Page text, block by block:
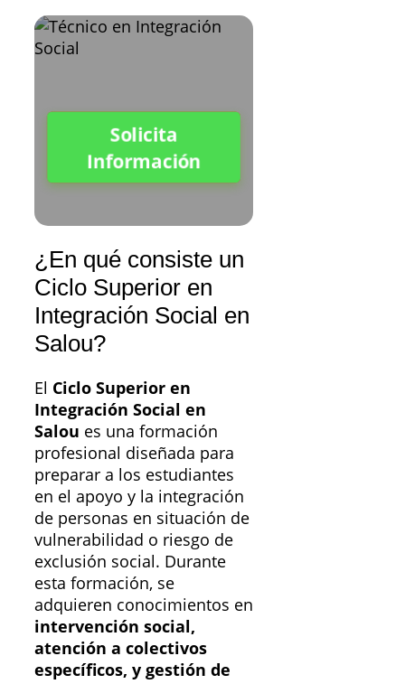
Solicita
Información
¿En qué consiste un
Ciclo Superior en
Integración Social en
Salou?
El Ciclo Superior en
Integración Social en
Salou es una formación
profesional diseñada para
preparar a los estudiantes
en el apoyo y la integración
de personas en situación de
vulnerabilidad o riesgo de
exclusión social. Durante
esta formación, se
adquieren conocimientos en
intervención social,
atención a colectivos
específicos, y gestión de